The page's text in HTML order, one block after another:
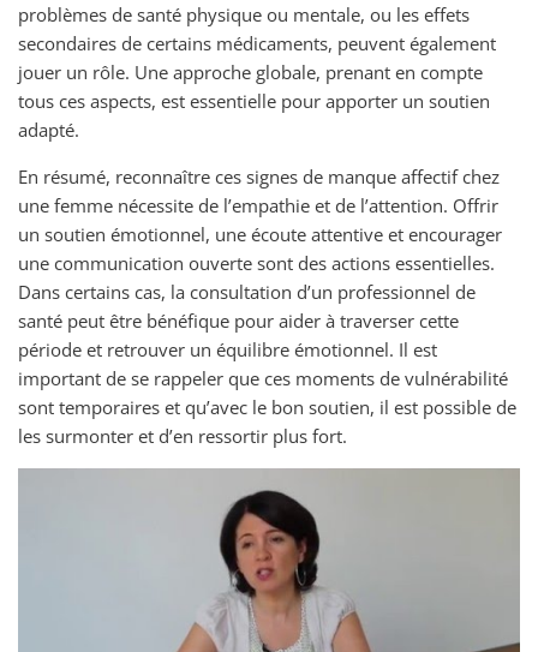
problèmes de santé physique ou mentale, ou les effets
secondaires de certains médicaments, peuvent également
jouer un rôle. Une approche globale, prenant en compte
tous ces aspects, est essentielle pour apporter un soutien
adapté.
En résumé, reconnaître ces signes de manque affectif chez
une femme nécessite de l’empathie et de l’attention. Offrir
un soutien émotionnel, une écoute attentive et encourager
une communication ouverte sont des actions essentielles.
Dans certains cas, la consultation d’un professionnel de
santé peut être bénéfique pour aider à traverser cette
période et retrouver un équilibre émotionnel. Il est
important de se rappeler que ces moments de vulnérabilité
sont temporaires et qu’avec le bon soutien, il est possible de
les surmonter et d’en ressortir plus fort.